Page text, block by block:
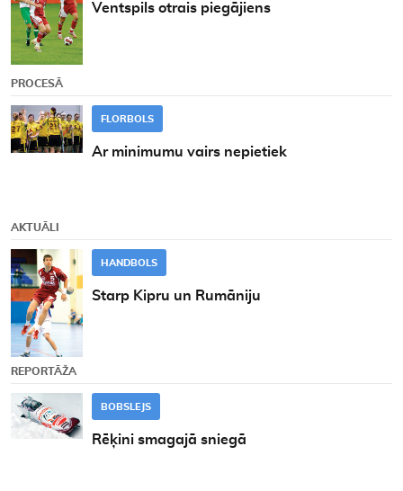
Ventspils otrais piegājiens
PROCESĀ
FLORBOLS
Ar minimumu vairs nepietiek
AKTUĀLI
HANDBOLS
Starp Kipru un Rumāniju
REPORTĀŽA
BOBSLEJS
Rēķini smagajā sniegā